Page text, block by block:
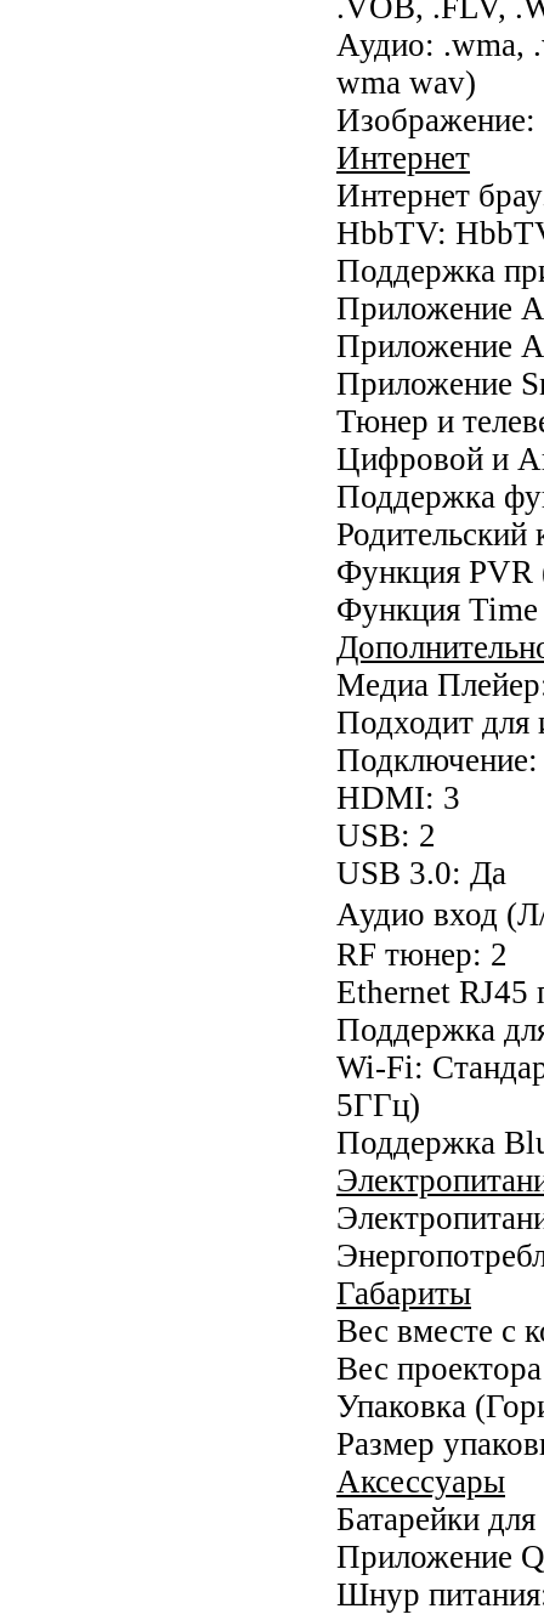
.VOB, .FLV,
Аудио: .wma,
wma wav)
Интернет
Интернет
HbbTV:
Поддержка
Приложение
Приложение
Приложение
Тюнер и
Цифровой и
Поддержка
Родительский
Функция PVR
Функция
Медиа
Подходит для
HDMI: 3
USB: 2
USB 3.0: Да
Аудио вход
RF тюнер: 2
Ethernet RJ45
Поддержка
Wi-Fi:
5ГГц)
Поддержка
Габариты
Вес вместе с
Вес
Упаковка
Размер
Аксессуары
Батарейки
Приложение
Шнур